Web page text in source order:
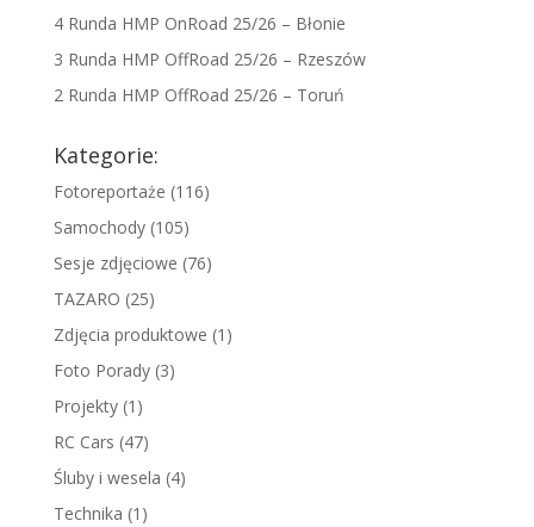
4 Runda HMP OnRoad 25/26 – Błonie
3 Runda HMP OffRoad 25/26 – Rzeszów
2 Runda HMP OffRoad 25/26 – Toruń
Kategorie:
Fotoreportaże (116)
Samochody(105)
Sesje zdjęciowe (76)
TAZARO (25)
Zdjęcia produktowe (1)
Foto Porady(3)
Projekty(1)
RC Cars (47)
Śluby i wesela (4)
Technika (1)